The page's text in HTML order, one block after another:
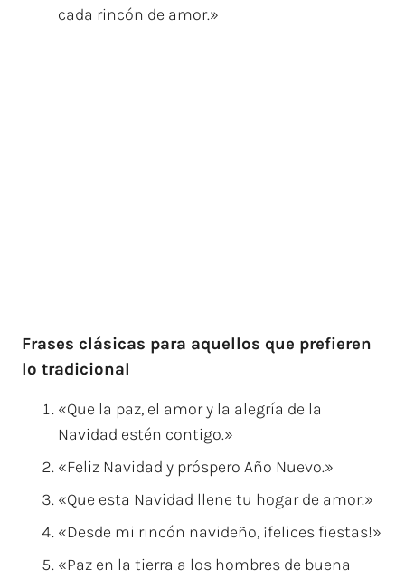
cada rincón de amor.»
Frases clásicas para aquellos que prefieren
lo tradicional
«Que la paz, el amor y la alegría de la
Navidad estén contigo.»
«Feliz Navidad y próspero Año Nuevo.»
«Que esta Navidad llene tu hogar de amor.»
«Desde mi rincón navideño, ¡felices fiestas!»
«Paz en la tierra a los hombres de buena